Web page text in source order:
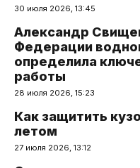
30 июля 2026, 13:45
Александр
Федерации
определила
работы
28 июля 2026, 15:23
Как защитить
летом
27 июля 2026, 13:12